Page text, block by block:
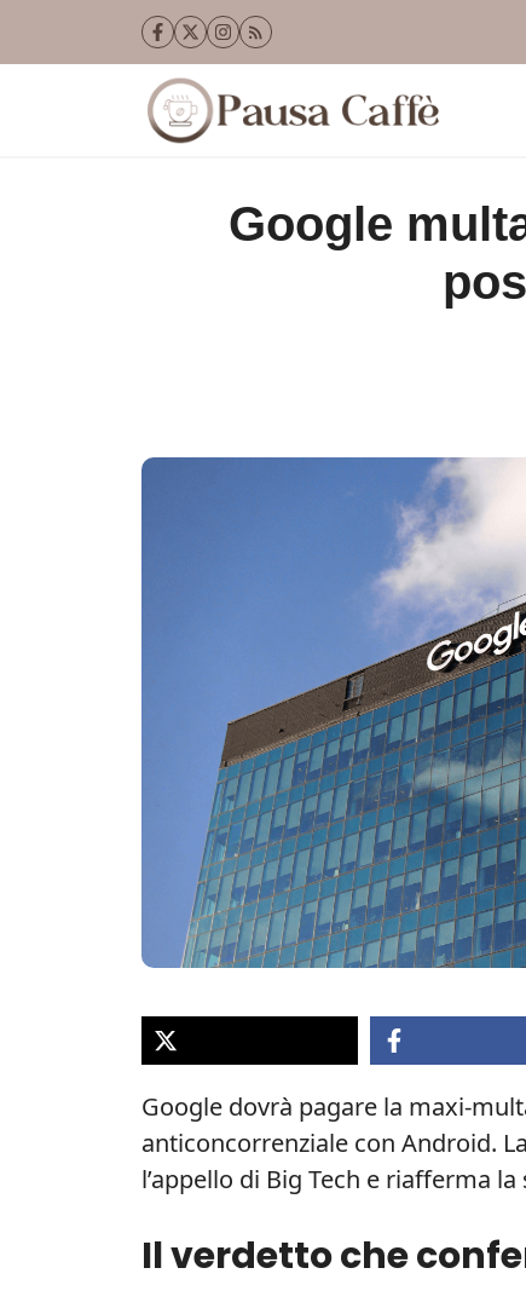
Google
Google dovrà pagare la maxi-
anticoncorrenziale con Android.
l’appello di Big Tech e riafferma
Il verdetto che